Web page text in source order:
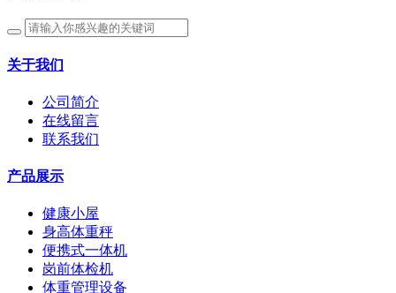
关于我们
公司简介
在线留言
联系我们
产品展示
健康小屋
身高体重秤
便携式一体机
岗前体检机
体重管理设备